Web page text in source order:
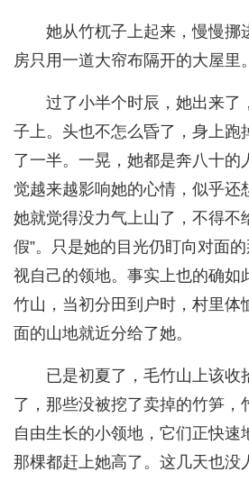
她从竹杌子上起来，慢慢挪
房只用一道大帘布隔开的大屋里。
过了小半个时辰，她出来了
子上。头也不怎么昏了，身上跑
了一半。一晃，她都是奔八十的
觉越来越影响她的心情，似乎还
她就觉得没力气上山了，不得不
假”。只是她的目光仍盯向对面
视自己的领地。事实上也的确如
竹山，当初分田到户时，村里体
面的山地就近分给了她。
已是初夏了，毛竹山上该收
了，那些没被挖了卖掉的竹笋，
自由生长的小领地，它们正快速
那棵都赶上她高了。这几天也没